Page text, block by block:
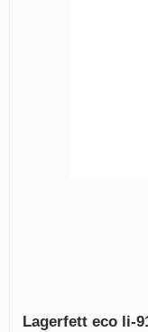
Lagerfett eco li-